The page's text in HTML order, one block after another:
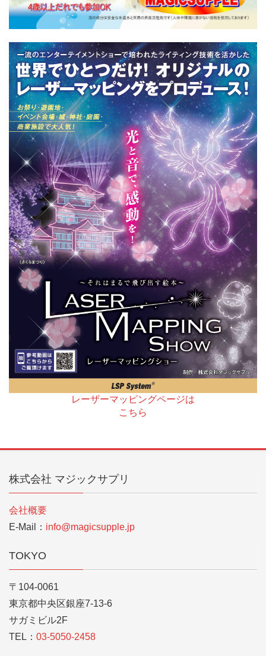
レーザーマッピングページは
こちら
株式会社 マジックサプリ
会社概要
E-Mail： info@magicsupple.jp
TOKYO
〒104-0061
東京都中央区銀座7-13-6
サガミビル2F
TEL： 03-5050-2458